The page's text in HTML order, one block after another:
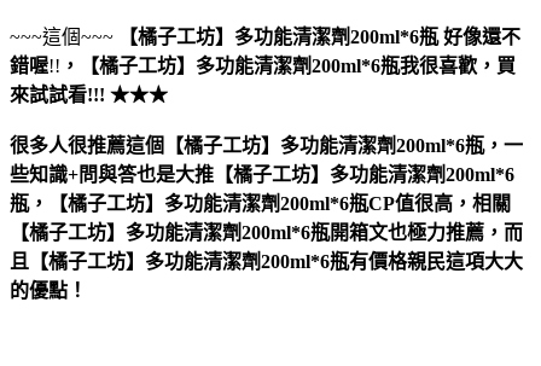
~~~這個~~~ 【橘子工坊】多功能清潔劑200ml*6瓶好像還不
錯喔!! ， 【橘子工坊】多功能清潔劑200ml*6瓶我很喜歡，買
來試試看!!! ★★★
很多人很推薦這個【橘子工坊】多功能清潔劑200ml*6瓶，一
些知識+問與答也是大推【橘子工坊】多功能清潔劑200ml*6
瓶，【橘子工坊】多功能清潔劑200ml*6瓶CP值很高，相關
【橘子工坊】多功能清潔劑200ml*6瓶開箱文也極力推薦，而
且【橘子工坊】多功能清潔劑200ml*6瓶有價格親民這項大大
的優點！